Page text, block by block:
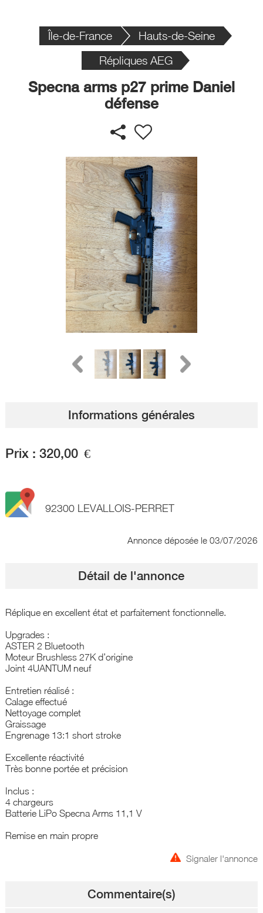
Île-de-France
Hauts-de-Seine
Répliques AEG
Specna arms p27 prime Daniel
défense
Informations générales
Prix : 320,00 €
92300 LEVALLOIS-PERRET
Annonce déposée le 03/07/2026
Détail de l'annonce
Réplique en excellent état et parfaitement fonctionnelle.
Upgrades :
ASTER 2 Bluetooth
Moteur Brushless 27K d’origine
Joint 4UANTUM neuf
Entretien réalisé :
Calage effectué
Nettoyage complet
Graissage
Engrenage 13:1 short stroke
Excellente réactivité
Très bonne portée et précision
Inclus :
4 chargeurs
Batterie LiPo Specna Arms 11,1 V
Remise en main propre
Signaler l'annonce
Commentaire(s)